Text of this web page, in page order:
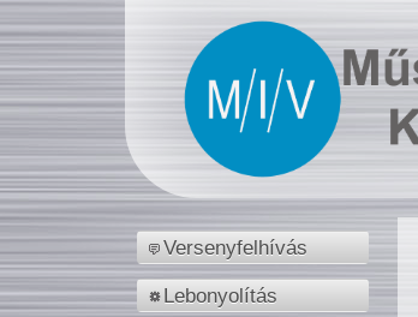
Versenyfelhívás
Lebonyolítás